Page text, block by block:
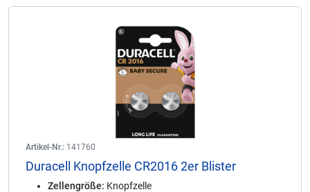
Artikel-Nr.: 141760
Duracell Knopfzelle CR2016 2er Blister
Zellengröße: Knopfzelle